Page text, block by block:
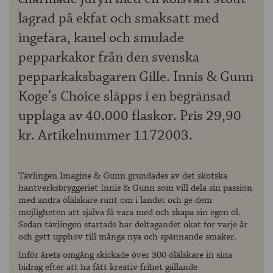
lagrad på ekfat och smaksatt med
ingefära, kanel och smulade
pepparkakor från den svenska
pepparkaksbagaren Gille. Innis & Gunn
Koge’s Choice släpps i en begränsad
upplaga av 40.000 flaskor. Pris 29,90
kr. Artikelnummer 1172003.
Tävlingen Imagine & Gunn grundades av det skotska
hantverksbryggeriet Innis & Gunn som vill dela sin passion
med andra ölälskare runt om i landet och ge dem
möjligheten att själva få vara med och skapa sin egen öl.
Sedan tävlingen startade har deltagandet ökat för varje år
och gett upphov till många nya och spännande smaker.
Inför årets omgång skickade över 300 ölälskare in sina
bidrag efter att ha fått kreativ frihet gällande